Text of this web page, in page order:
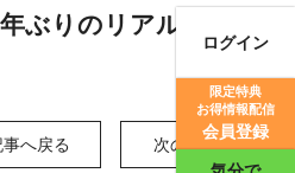
画評価
ログイン
限定特典
お得情報配信
会員登録
ぶりのリアル開催を
事へ戻る 次の写真 >